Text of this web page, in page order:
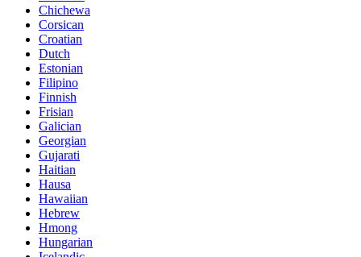
Chichewa
Corsican
Croatian
Dutch
Estonian
Filipino
Finnish
Frisian
Galician
Georgian
Gujarati
Haitian
Hausa
Hawaiian
Hebrew
Hmong
Hungarian